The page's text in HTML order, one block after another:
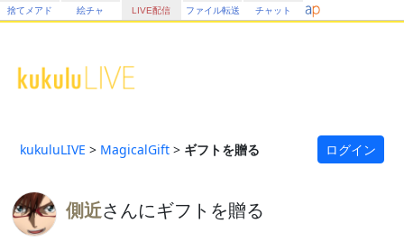
捨てメアド 絵チャ LIVE配信 ファイル転送 チャット
kukuluLIVE > MagicalGift > ギフトを贈る ログイン
側近さんにギフトを贈る